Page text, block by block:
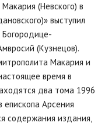
(Невского) в
выступил
Богородице-
(Кузнецов).
Макария и
время в
два тома 1996
Арсения
содержания издания,